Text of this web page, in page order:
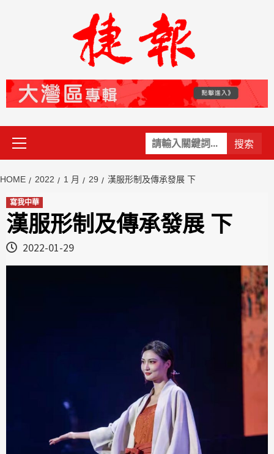
關
鍵
Primary
Menu
HOME 2022 1 月 29 漢服形制及傳承發展 下
寫我中華
漢服形制及傳承發展 下
2022-01-29